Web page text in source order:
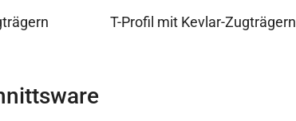
T-Profil mit Kevlar-Zugträgern